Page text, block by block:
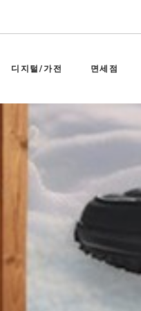
디지털/가전 면세점